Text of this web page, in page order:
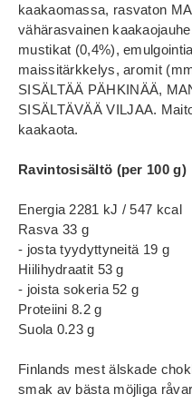
kaakaomassa, rasvaton
vähärasvainen
mustikat (0,4%),
maissitärkkelys, aromit
SISÄLTÄÄ PÄHKINÄÄ,
SISÄLTÄVÄÄ VILJAA.
kaakaota.
Ravintosisältö (per 100 g)
Energia 2281 kJ / 547 kcal
Rasva 33 g
- josta tyydyttyneitä 19 g
Hiilihydraatit 53 g
- joista sokeria 52 g
Proteiini 8.2 g
Suola 0.23 g
Finlands mest älskade
smak av bästa möjliga